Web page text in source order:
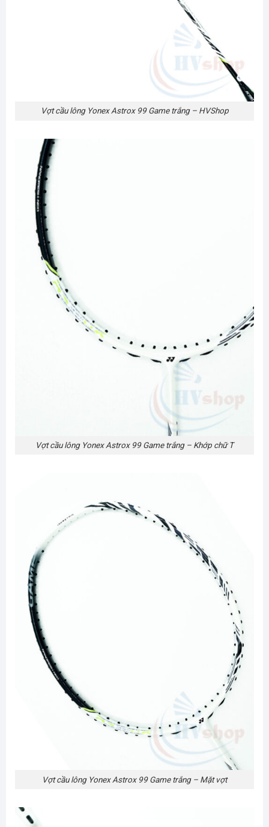
Vợt cầu lông Yonex Astrox 99 Game trắng – HVShop
Vợt cầu lông Yonex Astrox 99 Game trắng – Khớp chữ T
Vợt cầu lông Yonex Astrox 99 Game trắng – Mặt vợt